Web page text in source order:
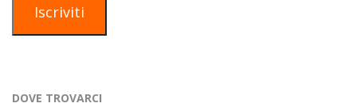
Iscriviti
DOVE TROVARCI